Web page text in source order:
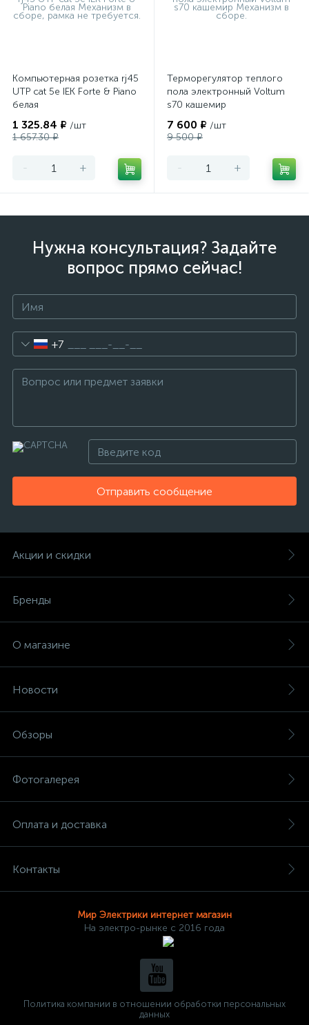
Компьютерная розетка rj45
UTP cat 5e IEK Forte & Piano
белая
1 325.84 ₽ /шт
1 657.30 ₽
- +
Терморегулятор теплого
пола электронный Voltum
s70 кашемир
7 600 ₽ /шт
9 500 ₽
- +
Нужна консультация? Задайте
вопрос прямо сейчас!
+7
Отправить сообщение
Акции и скидки
Бренды
О магазине
Новости
Обзоры
Фотогалерея
Оплата и доставка
Контакты
Мир Электрики интернет магазин
На электро-рынке с 2016 года
Политика компании в отношении обработки персональных
данных